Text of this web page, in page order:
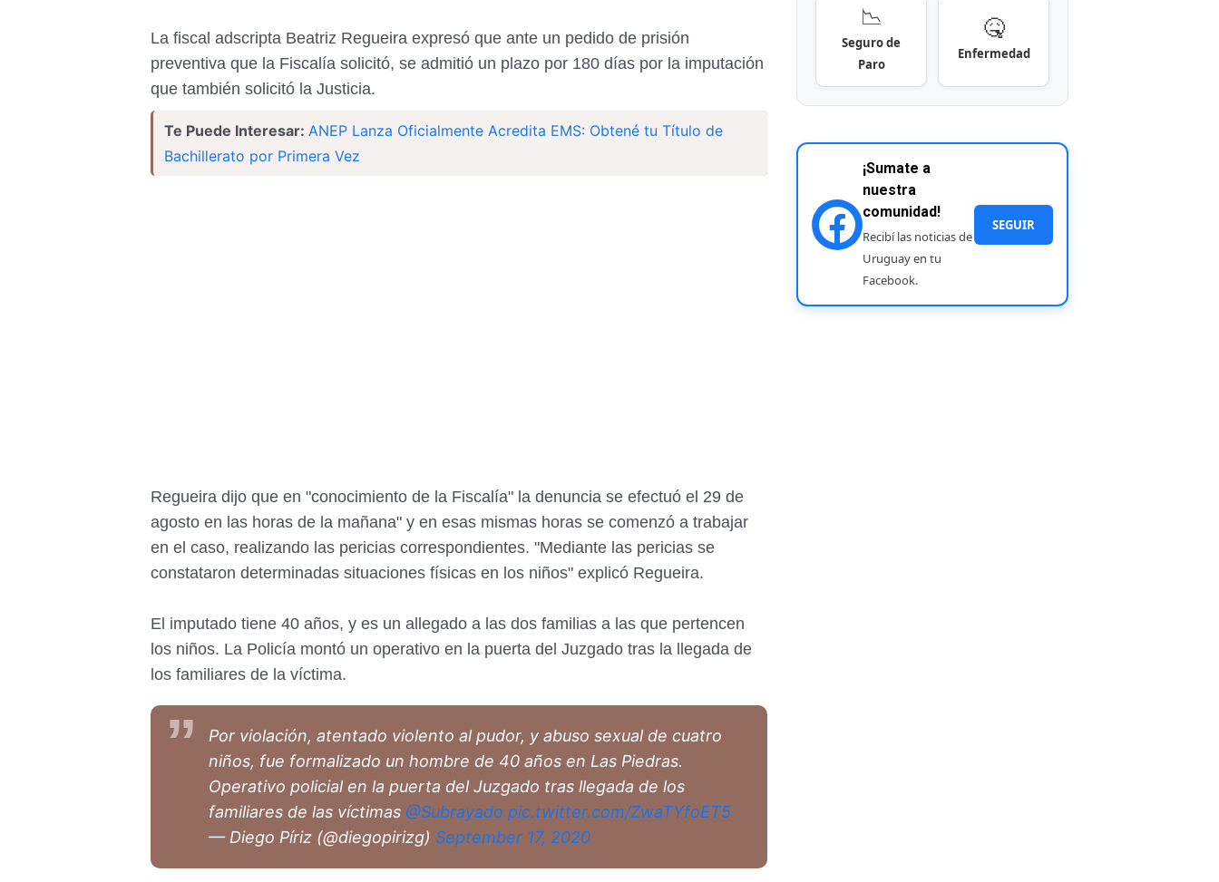
La fiscal adscripta Beatriz Regueira expresó que ante un pedido de prisión
preventiva que la Fiscalía solicitó, se admitió un plazo por 180 días por la imputación
que también solicitó la Justicia.
Te Puede Interesar: ANEP Lanza Oficialmente Acredita EMS: Obtené tu Título de
Bachillerato por Primera Vez
Regueira dijo que en "conocimiento de la Fiscalía" la denuncia se efectuó el 29 de
agosto en las horas de la mañana" y en esas mismas horas se comenzó a trabajar
en el caso, realizando las pericias correspondientes. "Mediante las pericias se
constataron determinadas situaciones físicas en los niños" explicó Regueira.
El imputado tiene 40 años, y es un allegado a las dos familias a las que pertencen
los niños. La Policía montó un operativo en la puerta del Juzgado tras la llegada de
los familiares de la víctima.
Por violación, atentado violento al pudor, y abuso sexual de cuatro
niños, fue formalizado un hombre de 40 años en Las Piedras.
Operativo policial en la puerta del Juzgado tras llegada de los
familiares de las víctimas @Subrayado pic.twitter.com/ZwaTYfoET5
— Diego Píriz (@diegopirizg) September 17, 2020
📉
Seguro de
Paro
🤒
Enfermedad
¡Sumate a
nuestra
comunidad!
Recibí las noticias de
Uruguay en tu
Facebook.
SEGUIR